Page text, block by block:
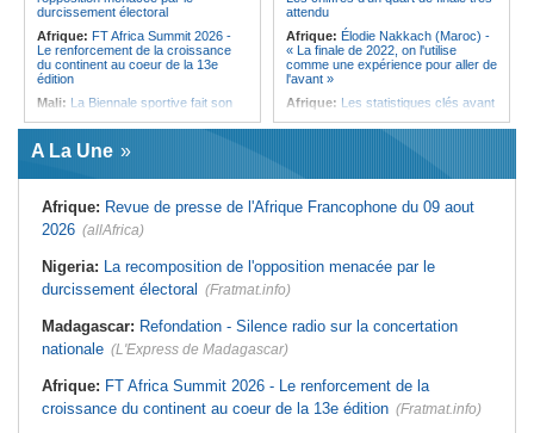
durcissement électoral
Afrique: FT Africa Summit 2026 -
Le renforcement de la croissance
du continent au coeur de la 13e
édition
Mali: La Biennale sportive fait son
Afrique de l'Ouest:
financier régional - Un bon plant
armes légères - L'ONU tire la
sonnette d'alarme
revendique un redressement
financier du fonds
Sénégal:Affaire d'actes contre
Pikine-Guédiawaye interjette appel
de l'ordonnance de non-lieu partiel et
de renvoi de plusieurs prévenus
Sénégal:
FERA - Priorité à
l'économie de la préservation,
Cheikh Dieng décline sa vision
attendu
Afrique: Élodie Nakkach (Maroc) -
« La finale de 2022, on l'utilise
comme une expérience pour aller de
l'avant »
Afrique: Les statistiques clés avant
d'Ivoire et l'Algérie
la finale
Afrique:Côte d'Ivoire - Algérie, un
Sénégal bat la Tunisie et prend le
quart
Tunisie:
interconnecté « One Health »
Tunisie:
les startups à l'international
A La Une
Afrique: Revue de presse de l'Afrique Francophone du 09 aout
2026 (allAfrica)
Nigeria: La recomposition de l'opposition menacée par le
durcissement électoral (Fratmat.info)
Madagascar: Refondation - Silence radio sur la concertation
nationale (L'Express de Madagascar)
Afrique: FT Africa Summit 2026 - Le renforcement de la
croissance du continent au coeur de la 13e édition (Fratmat.info)